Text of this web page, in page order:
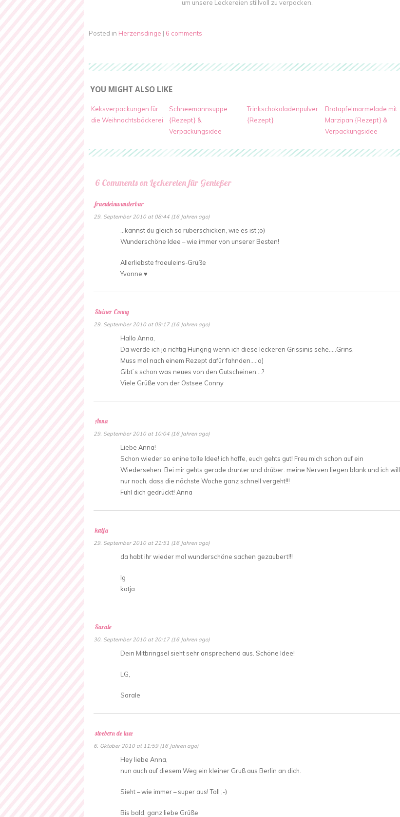
um unsere Leckereien stillvoll zu verpacken.
Posted in Herzensdinge | 6 comments
YOU MIGHT ALSO LIKE
Keksverpackungen für
die Weihnachtsbäckerei
Schneemannsuppe
{Rezept} &
Verpackungsidee
Trinkschokoladenpulver
{Rezept}
Bratapfelmarmelade mit
Marzipan {Rezept} &
Verpackungsidee
6 Comments on Leckereien für Genießer
fraeuleinwunderbar
29. September 2010 at 08:44 (16 Jahren ago)
…kannst du gleich so rüberschicken, wie es ist ;o)
Wunderschöne Idee – wie immer von unserer Besten!
Allerliebste fraeuleins-Grüße
Yvonne ♥
Steiner Conny
29. September 2010 at 09:17 (16 Jahren ago)
Hallo Anna,
Da werde ich ja richtig Hungrig wenn ich diese leckeren Grissinis sehe…..Grins,
Muss mal nach einem Rezept dafür fahnden….:o)
Gibt`s schon was neues von den Gutscheinen….?
Viele Grüße von der Ostsee Conny
Anna
29. September 2010 at 10:04 (16 Jahren ago)
Liebe Anna!
Schon wieder so enine tolle Idee! ich hoffe, euch gehts gut! Freu mich schon auf ein
Wiedersehen. Bei mir gehts gerade drunter und drüber. meine Nerven liegen blank und ich will
nur noch, dass die nächste Woche ganz schnell vergeht!!!
Fühl dich gedrückt! Anna
katja
29. September 2010 at 21:51 (16 Jahren ago)
da habt ihr wieder mal wunderschöne sachen gezaubert!!!
lg
katja
Sarale
30. September 2010 at 20:17 (16 Jahren ago)
Dein Mitbringsel sieht sehr ansprechend aus. Schöne Idee!
LG,
Sarale
stoebern de luxe
6. Oktober 2010 at 11:59 (16 Jahren ago)
Hey liebe Anna,
nun auch auf diesem Weg ein kleiner Gruß aus Berlin an dich.
Sieht – wie immer – super aus! Toll ;-)
Bis bald, ganz liebe Grüße